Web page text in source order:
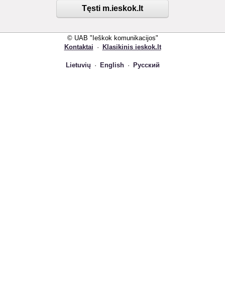
Tęsti m.ieskok.lt
© UAB "Ieškok komunikacijos"
Kontaktai · Klasikinis ieskok.lt
Lietuvių · English · Русский